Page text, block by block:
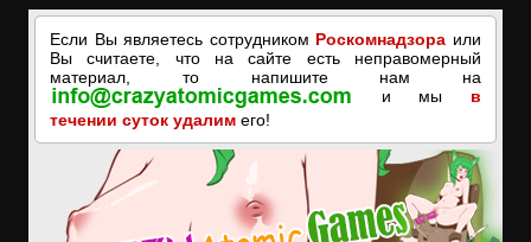
Если Вы являетесь сотрудником Роскомнадзора или
Вы считаете, что на сайте есть неправомерный
материал, то напишите нам на
и мы в
течении суток удалим его!